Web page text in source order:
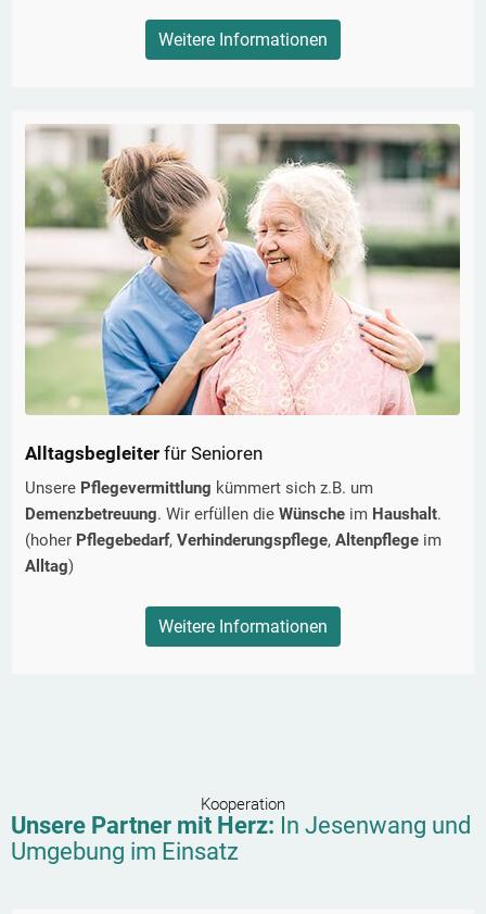
Weitere Informationen
Alltagsbegleiter für Senioren
Unsere Pflegevermittlung kümmert sich z.B. um
Demenzbetreuung. Wir erfüllen die Wünsche im Haushalt.
(hoher Pflegebedarf, Verhinderungspflege, Altenpflege im
Alltag)
Weitere Informationen
Kooperation
Unsere Partner mit Herz: In Jesenwang und
Umgebung im Einsatz